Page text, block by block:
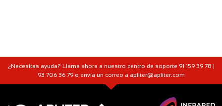
¿Necesitas ayuda? Llama ahora a nuestro centro de soporte 91 159 39 78 |
93 706 36 79 o envía un correo a apliter@apliter.com